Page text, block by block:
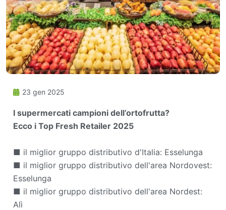
23 gen 2025
I supermercati campioni dell’ortofrutta?
Ecco i Top Fresh Retailer 2025
■ il miglior gruppo distributivo d'Italia: Esselunga
■ il miglior gruppo distributivo dell'area Nordovest:
Esselunga
■ il miglior gruppo distributivo dell'area Nordest:
Alì